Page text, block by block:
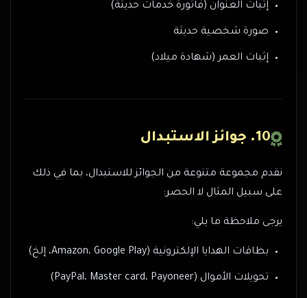
إثبات العنوان (فاتورة خدمات حديثة)
صورة شخصية حديثة
إثبات العمر (شهادة ميلاد)
10. جوائز الاستبدال
نقدم مجموعة متنوعة من الجوائز للاستبدال، بما في ذلك
على سبيل المثال لا الحصر:
يرجى ملاحظة ما يلي:
بطاقات الهدايا الإلكترونية (Amazon، Google Play، إلخ)
تحويلات الأموال (PayPal، Master card، Payoneer)